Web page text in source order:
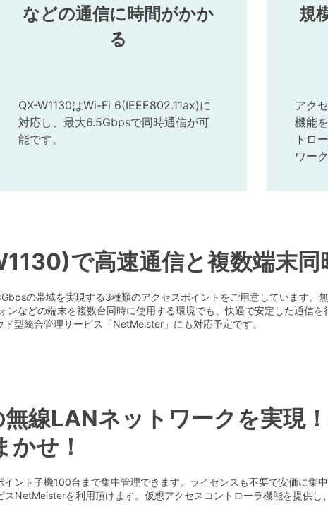
などの通信に時間がかか
る
QX-W1130はWi-Fi 6(IEEE802.11ax)に
対応し、最大6.5Gbpsで同時通信が可
能です。
規
アク
機能
トロ
ワー
で高速通信と複数端末同
の帯域を実現する3種類のアクセスポイントをご用意しています。
などの端末を複数台同時に使用する環境でも、快適で安定した通信
型統合管理サービス「NetMeister」にも対応予定です。
線LANネットワークを実現
せ！
ント子機100台まで集中管理できます。ライセンスも不要で安価に集
NetMeisterを利用頂けます。仮想アクセスコントローラ機能を提供